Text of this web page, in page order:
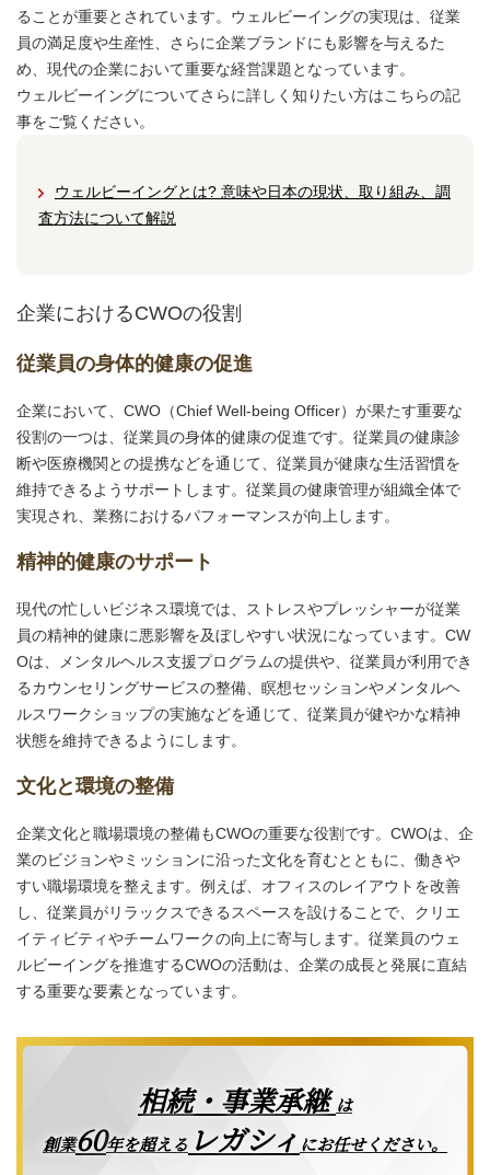
ることが重要とされています。ウェルビーイングの実現は、従業
員の満足度や生産性、さらに企業ブランドにも影響を与えるた
め、現代の企業において重要な経営課題となっています。
ウェルビーイングについてさらに詳しく知りたい方はこちらの記
事をご覧ください。
ウェルビーイングとは? 意味や日本の現状、取り組み、調
査方法について解説
企業におけるCWOの役割
従業員の身体的健康の促進
企業において、CWO（Chief Well-being Officer）が果たす重要な
役割の一つは、従業員の身体的健康の促進です。従業員の健康診
断や医療機関との提携などを通じて、従業員が健康な生活習慣を
維持できるようサポートします。従業員の健康管理が組織全体で
実現され、業務におけるパフォーマンスが向上します。
精神的健康のサポート
現代の忙しいビジネス環境では、ストレスやプレッシャーが従業
員の精神的健康に悪影響を及ぼしやすい状況になっています。CW
Oは、メンタルヘルス支援プログラムの提供や、従業員が利用でき
るカウンセリングサービスの整備、瞑想セッションやメンタルヘ
ルスワークショップの実施などを通じて、従業員が健やかな精神
状態を維持できるようにします。
文化と環境の整備
企業文化と職場環境の整備もCWOの重要な役割です。CWOは、企
業のビジョンやミッションに沿った文化を育むとともに、働きや
すい職場環境を整えます。例えば、オフィスのレイアウトを改善
し、従業員がリラックスできるスペースを設けることで、クリエ
イティビティやチームワークの向上に寄与します。従業員のウェ
ルビーイングを推進するCWOの活動は、企業の成長と発展に直結
する重要な要素となっています。
相続・事業承継は
創業60年を超える レガシィ にお任せください。